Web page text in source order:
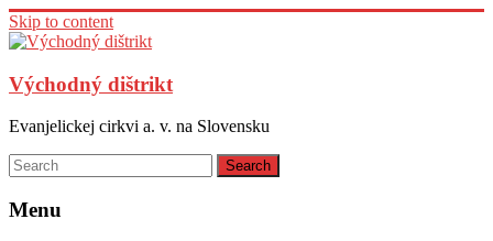
Skip to content
Východný dištrikt
Evanjelickej cirkvi a. v. na Slovensku
Menu